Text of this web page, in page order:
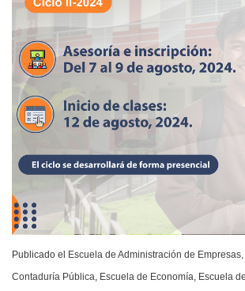
Publicado el Escuela de Administración de Empresas,
Contaduría Pública, Escuela de Economía, Escuela